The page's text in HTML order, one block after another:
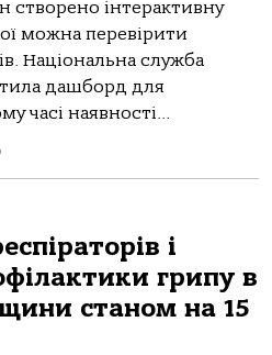
створено інтерактивну
можна перевірити
Національна служба
дашборд для
часі наявності...
і
грипу в
станом на 15